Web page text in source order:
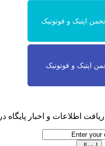
اپتیک و فوتونیک
اپتیک و فوتونیک
اطلاعات و اخبار پایگاه در